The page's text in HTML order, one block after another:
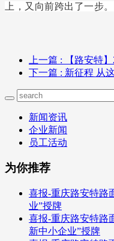
上，又向前跨出了一步。
上一篇 : 【路安特
下一篇 : 新征程 从
新闻资讯
企业新闻
员工活动
为你推荐
喜报-重庆路安特路
业”授牌
喜报-重庆路安特路
新中小企业”授牌